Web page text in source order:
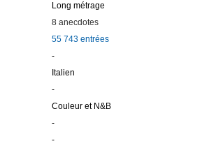
Long métrage
8 anecdotes
55 743 entrées
-
Italien
-
Couleur et N&B
-
-